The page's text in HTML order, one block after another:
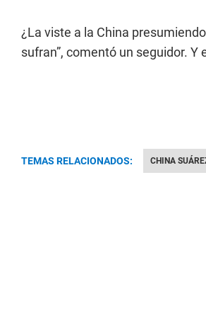
¿La viste a la China
sufran”, comentó un seguidor.
TEMAS RELACIONADOS: CHINA